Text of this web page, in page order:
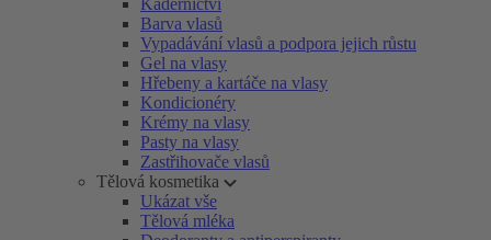
Kadeřnictví
Barva vlasů
Vypadávání vlasů a podpora jejich růstu
Gel na vlasy
Hřebeny a kartáče na vlasy
Kondicionéry
Krémy na vlasy
Pasty na vlasy
Zastřihovače vlasů
Tělová kosmetika
Ukázat vše
Tělová mléka